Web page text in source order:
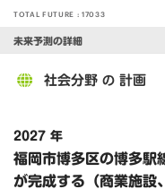
TOTAL FUTURE :17033
未来予測の詳細
社会分野 の 計画
2027 年
福岡市博多区の博多駅
が完成する（商業施設